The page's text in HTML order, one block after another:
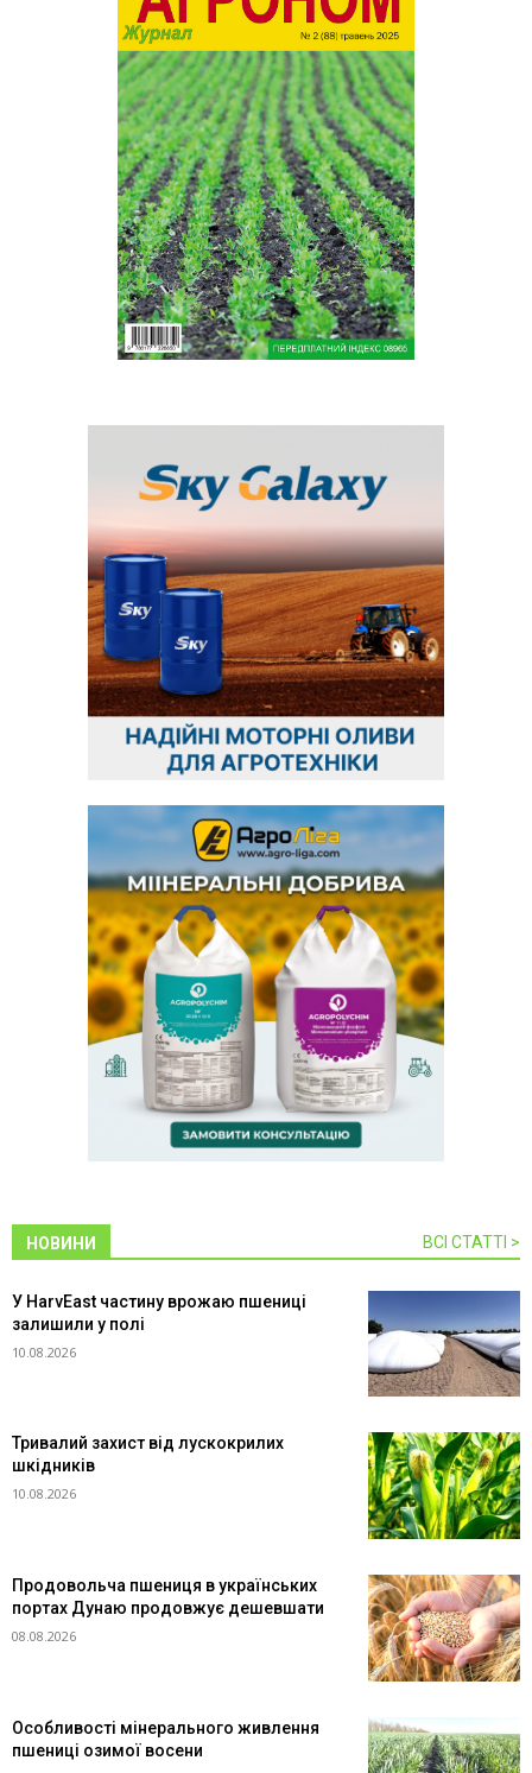
НОВИНИ ВСІ СТАТТІ >
У HarvEast частину врожаю пшениці
залишили у полі
10.08.2026
Тривалий захист від лускокрилих
шкідників
10.08.2026
Продовольча пшениця в українських
портах Дунаю продовжує дешевшати
08.08.2026
Особливості мінерального живлення
пшениці озимої восени